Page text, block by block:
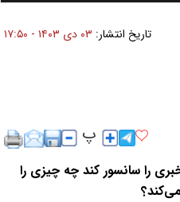
تاریخ انتشار: ۰۳ دی ۱۴۰۳ - ۱۷:۵۰
را سانسور کند چه چیزی را